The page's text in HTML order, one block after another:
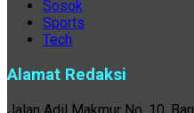
Sosok
Sports
Tech
Alamat Redaksi